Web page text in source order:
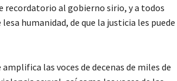
recordatorio al gobierno sirio, y a todos
humanidad, de que la justicia les puede
las voces de decenas de miles de